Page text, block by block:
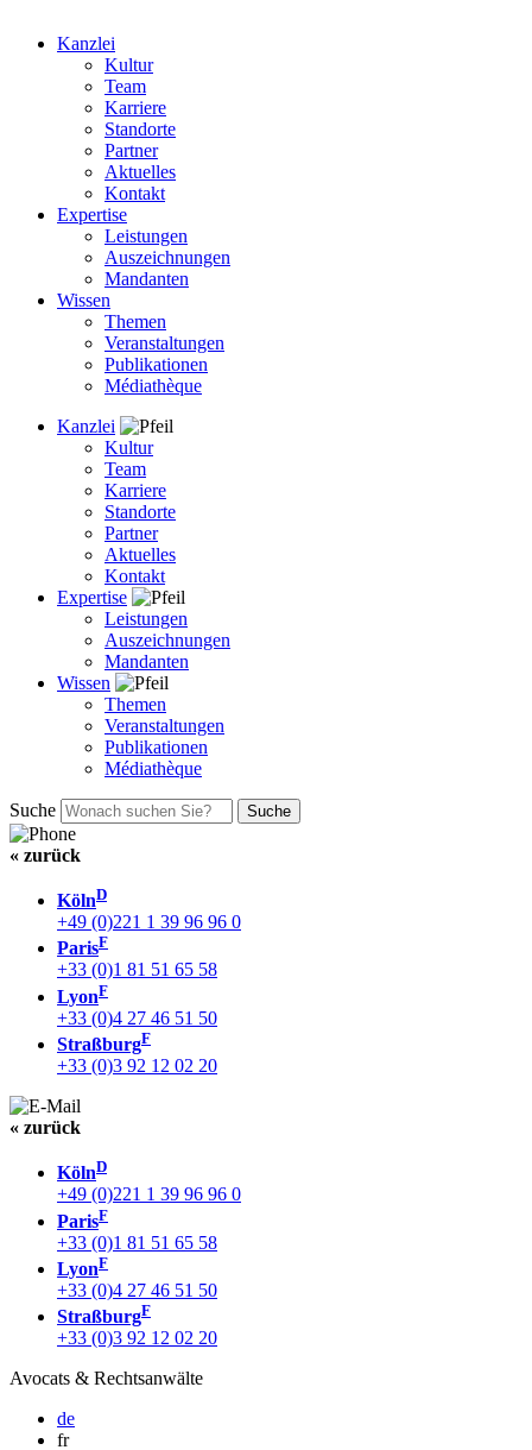
Kanzlei
Kultur
Team
Karriere
Standorte
Partner
Aktuelles
Kontakt
Expertise
Leistungen
Auszeichnungen
Mandanten
Wissen
Themen
Veranstaltungen
Publikationen
Médiathèque
Kanzlei
Kultur
Team
Karriere
Standorte
Partner
Aktuelles
Kontakt
Expertise
Leistungen
Auszeichnungen
Mandanten
Wissen
Themen
Veranstaltungen
Publikationen
Médiathèque
Suche
« zurück
KölnD
+49 (0)221 1 39 96 96 0
ParisF
+33 (0)1 81 51 65 58
LyonF
+33 (0)4 27 46 51 50
StraßburgF
+33 (0)3 92 12 02 20
« zurück
KölnD
+49 (0)221 1 39 96 96 0
ParisF
+33 (0)1 81 51 65 58
LyonF
+33 (0)4 27 46 51 50
StraßburgF
+33 (0)3 92 12 02 20
Avocats & Rechtsanwälte
de
fr